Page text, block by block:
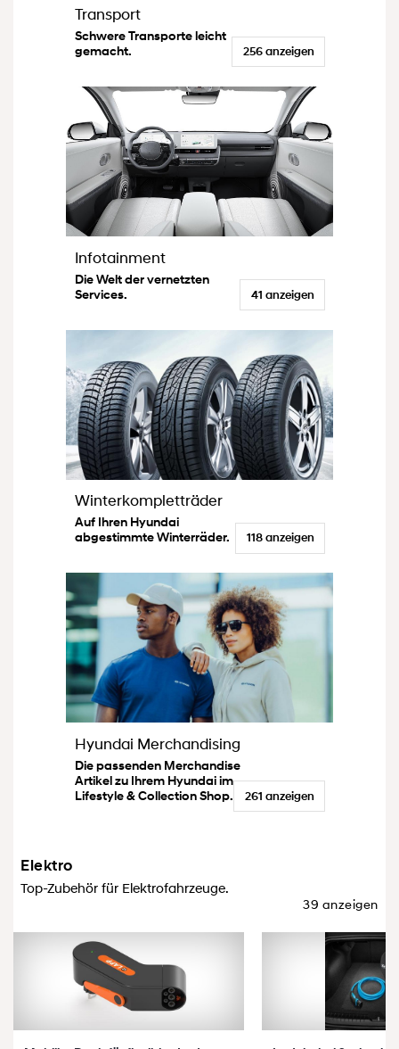
Transport
Schwere Transporte leicht
gemacht.
256 anzeigen
Infotainment
Die Welt der vernetzten
Services.
41 anzeigen
Winterkompletträder
Auf Ihren Hyundai
abgestimmte Winterräder.
118 anzeigen
Hyundai Merchandising
Die passenden Merchandise
Artikel zu Ihrem Hyundai im
Lifestyle & Collection Shop.
261 anzeigen
Elektro
Top-Zubehör für Elektrofahrzeuge.
39 anzeigen